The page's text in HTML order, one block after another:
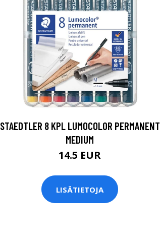
STAEDTLER 8 KPL LUMOCOLOR PERMANENT
MEDIUM
14.5 EUR
LISÄTIETOJA